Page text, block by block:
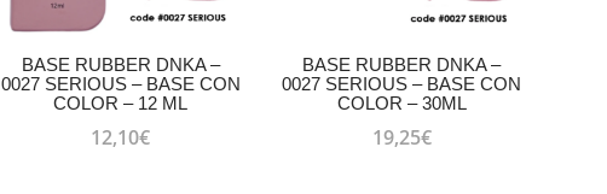
BASE RUBBER DNKA –
0027 SERIOUS – BASE CON
COLOR – 12 ML
12,10€
BASE RUBBER DNKA –
0027 SERIOUS – BASE CON
COLOR – 30ML
19,25€